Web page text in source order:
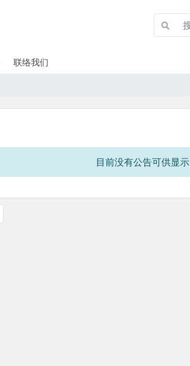
联络我们
目前没有公告可供显示